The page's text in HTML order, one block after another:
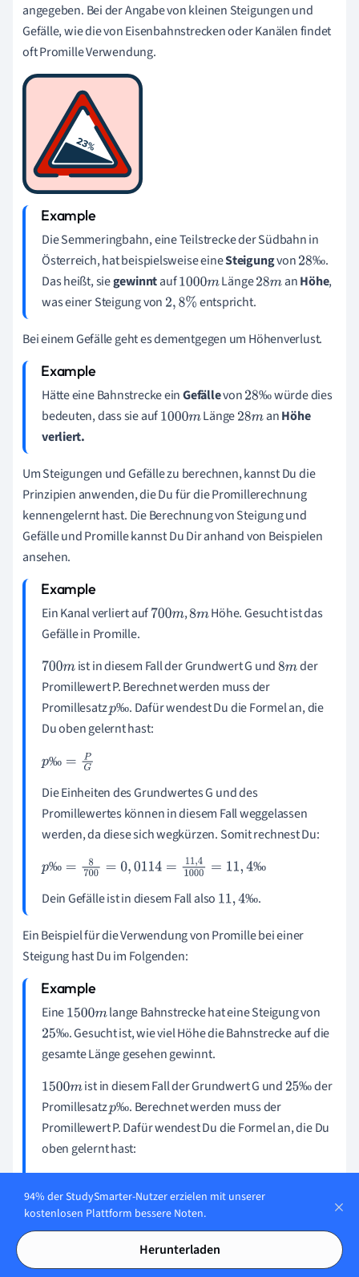
angegeben. Bei der Angabe von kleinen Steigungen und
Gefälle, wie die von Eisenbahnstrecken oder Kanälen findet
oft Promille Verwendung.
Die Semmeringbahn, eine Teilstrecke der Südbahn in
Österreich, hat beispielsweise eineSteigungvon ‰
28
‰
.
Das heißt, siegewinntauf1000m Länge28m anHöhe,
was einer Steigung von 2,8% ent­spricht.
Bei einem Gefälle geht es dementgegen um Höhenverlust.
Hätte eine Bahnstrecke einGefällevon ‰
28
‰
würde dies
bedeuten, dass sie auf1000m Länge28m anHöhe
verliert.
Um Steigungen und Gefälle zu berechnen, kannst Du die
Prinzipien anwenden, die Du für die Promillerechnung
kennengelernt hast. Die Berechnung von Steigung und
Gefälle und Promille kannst Du Dir anhand von Beispielen
ansehen.
Ein Kanal verliert auf700m ,8mHöhe. Gesucht ist das
Gefälle in Promille.
700m ist in diesem Fall der Grundwert G und8m der
Promillewert P. Berechnet werden muss der
Promillesatz ‰
p
‰
. Dafür wendest Du die Formel an, die
Du oben gelernt hast:
‰
p‰ =P G
Die Einheiten des Grundwertes G und des
Promillewertes können in diesem Fall weggelassen
werden, da diese sich wegkürzen. Somit rechnest Du:
‰ ‰
p‰ =8 700= 0,0114=11,4 1000=11 4‰
Dein Gefälle ist in diesem Fall also
‰
11,4‰ .
Ein Beispiel für die Verwendung von Promille bei einer
Steigung hast Du im Folgenden:
Eine1500m lange Bahnstrecke hat eine Steigung von
‰
25
‰
. Gesucht ist, wie viel Höhe die Bahnstrecke auf die
gesamte Länge gesehen gewinnt.
1500m ist in diesem Fall der Grundwert G und ‰
25
der
Promillesatz ‰
p
‰
. Berechnet werden muss der
Promillewert P. Dafür wendest Du die Formel an, die Du
oben gelernt hast:
Somit rechnest Du:
1000·1500m=37
94% der StudySmarter-Nutzer erzielen mit unserer
kostenlosen Plattform bessere Noten.
Herunterladen